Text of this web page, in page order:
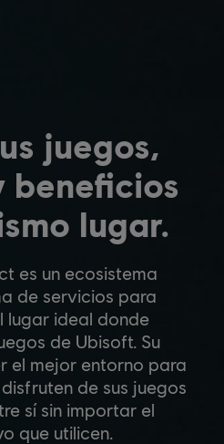
juegos,
beneficios
lugar.
es un ecosistema
de servicios para
lugar ideal donde
de Ubisoft. Su
el mejor entorno para
de sus juegos
sí sin importar el
que utilicen.